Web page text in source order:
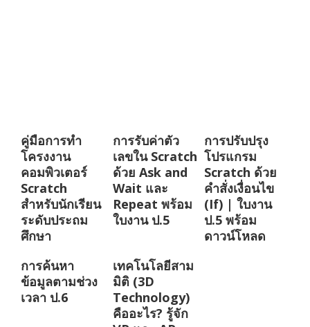
คู่มือการทำ
โครงงาน
คอมพิวเตอร์
Scratch
สำหรับนักเรียน
ระดับประถม
ศึกษา
การรับค่าตัว
เลขใน Scratch
ด้วย Ask and
Wait และ
Repeat พร้อม
ใบงาน ป.5
การปรับปรุง
โปรแกรม
Scratch ด้วย
คำสั่งเงื่อนไข
(If) | ใบงาน
ป.5 พร้อม
ดาวน์โหลด
การค้นหา
ข้อมูลตามช่วง
เวลา ป.6
เทคโนโลยีสาม
มิติ (3D
Technology)
คืออะไร? รู้จัก